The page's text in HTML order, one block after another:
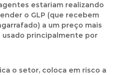
estariam realizando
o GLP (que recebem
a um preço mais
principalmente por
o setor, coloca em risco a